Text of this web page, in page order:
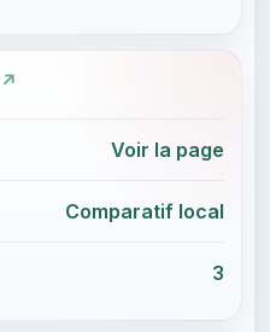
Voir la page
Comparatif local
3